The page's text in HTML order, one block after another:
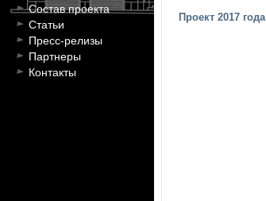
Состав проекта
Статьи
Пресс-релизы
Партнеры
Контакты
Проект 2017 года